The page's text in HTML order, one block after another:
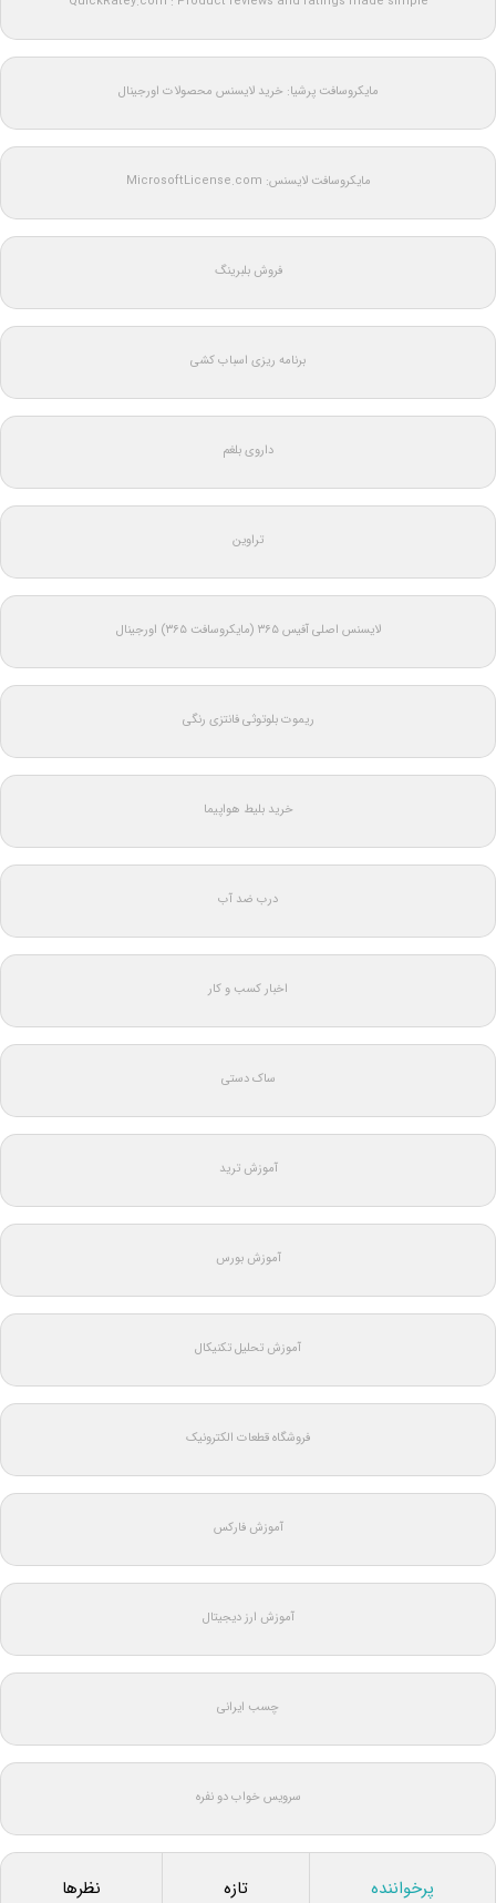
مایکروسافت پرشیا: خرید لایسنس محصولات اورجینال
مایکروسافت لایسنس: MicrosoftLicense.com
فروش بلبرینگ
برنامه ریزی اسباب کشی
داروی بلغم
تراوین
لایسنس اصلی آفیس ۳۶۵ (مایکروسافت ۳۶۵) اورجینال
ریموت بلوتوثی فانتزی رنگی
خرید بلیط هواپیما
درب ضد آب
اخبار کسب و کار
ساک دستی
آموزش ترید
آموزش بورس
آموزش تحلیل تکنیکال
فروشگاه قطعات الکترونیک
آموزش فارکس
آموزش ارز دیجیتال
چسب ایرانی
سرویس خواب دو نفره
پرخواننده تازه نظرها